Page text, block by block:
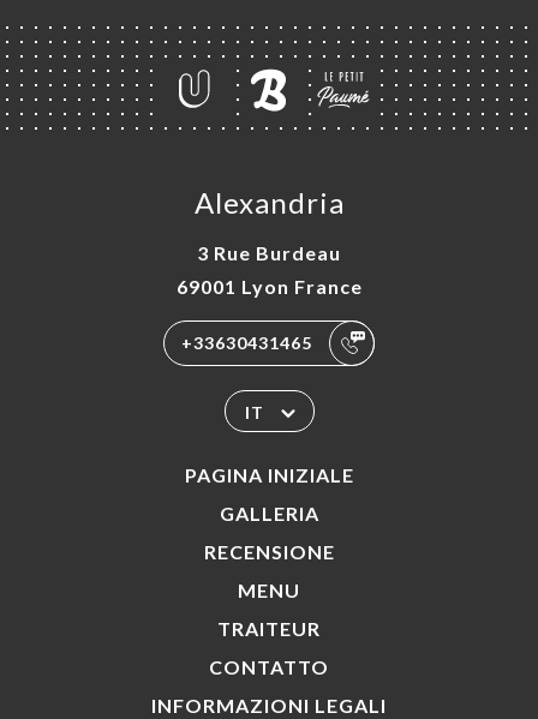
Alexandria
3 Rue Burdeau
69001 Lyon France
+33630431465
IT
PAGINA INIZIALE
GALLERIA
RECENSIONE
MENU
TRAITEUR
CONTATTO
INFORMAZIONI LEGALI